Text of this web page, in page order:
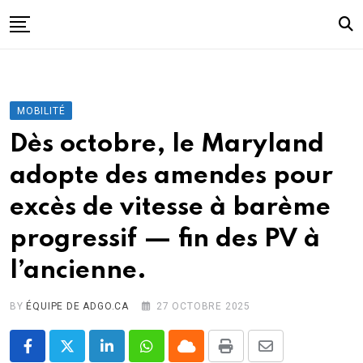
to
Santé
Énergie
Robots
Tech.
Militaire
Sciences
Culture
MOBILITÉ
Dès octobre, le Maryland
adopte des amendes pour
excès de vitesse à barème
progressif — fin des PV à
l’ancienne.
BYÉQUIPE DE ADGO.CA 27 OCTOBRE 2025
LinkedInWhatsappCloudPrint Share